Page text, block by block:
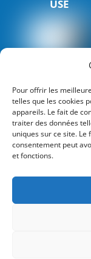
Pour offrir les
telles que les cookies
appareils. Le fait de
traiter des données
uniques sur ce site.
consentement peut
et fonctions.
USE
CONTACT
2 rue
Tel : 33
Fax : 33